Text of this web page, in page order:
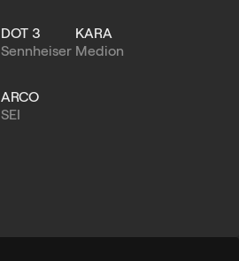
DOT 3
Sennheiser
KARA
Medion
ARCO
SEI